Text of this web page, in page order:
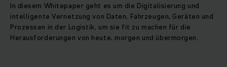
In diesem Whitepaper geht es um die Digitalisierung und
intelligente Vernetzung von Daten, Fahrzeugen, Geräten und
Prozessen in der Logistik, um sie fit zu machen für die
Herausforderungen von heute, morgen und übermorgen.